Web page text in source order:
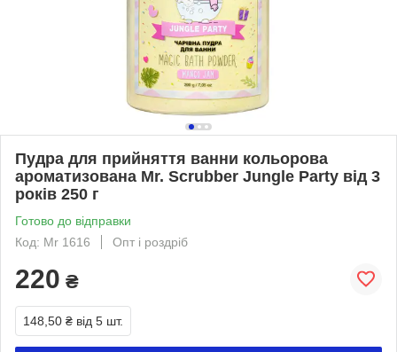
Пудра для прийняття ванни кольорова
ароматизована Mr. Scrubber Jungle Party від 3
років 250 г
Готово до відправки
Код: Mr 1616
Опт і роздріб
220 ₴
148,50 ₴ від 5 шт.